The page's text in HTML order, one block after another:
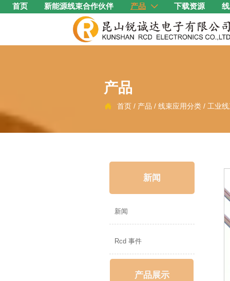
首页 新能源线束合作伙伴 产品  下载资源
产品
 首页 / 产品 /线束应用分类 / 工业
新闻
新闻
Rcd 事件
产品展示